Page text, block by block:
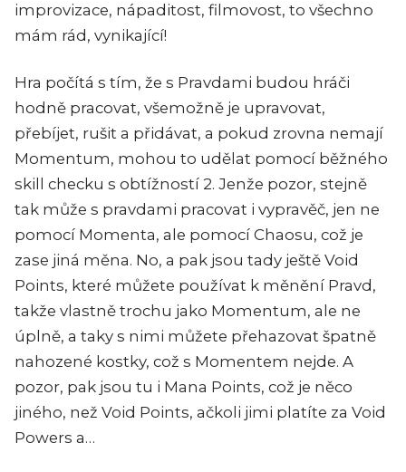
improvizace, nápaditost, filmovost, to všechno
mám rád, vynikající!
Hra počítá s tím, že s Pravdami budou hráči
hodně pracovat, všemožně je upravovat,
přebíjet, rušit a přidávat, a pokud zrovna nemají
Momentum, mohou to udělat pomocí běžného
skill checku s obtížností 2. Jenže pozor, stejně
tak může s pravdami pracovat i vypravěč, jen ne
pomocí Momenta, ale pomocí Chaosu, což je
zase jiná měna. No, a pak jsou tady ještě Void
Points, které můžete používat k měnění Pravd,
takže vlastně trochu jako Momentum, ale ne
úplně, a taky s nimi můžete přehazovat špatně
nahozené kostky, což s Momentem nejde. A
pozor, pak jsou tu i Mana Points, což je něco
jiného, než Void Points, ačkoli jimi platíte za Void
Powers a…